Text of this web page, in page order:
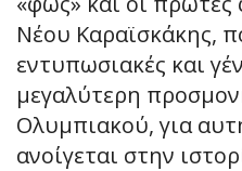
Νέου Καραϊσκάκης,
εντυπωσιακές και
μεγαλύτερη
Ολυμπιακού, για
ανοίγεται στην